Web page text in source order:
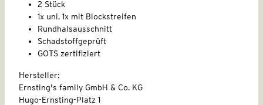
2 Stück
1x uni, 1x mit Blockstreifen
Rundhalsausschnitt
Schadstoffgeprüft
GOTS zertifiziert
Hersteller:
Ernsting's family GmbH & Co. KG
Hugo-Ernsting-Platz 1